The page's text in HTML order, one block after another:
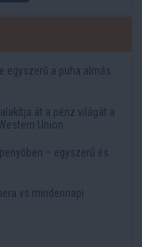
egyszerű a puha almás
át a pénz világát a
Union
– egyszerű és
vs mindennapi